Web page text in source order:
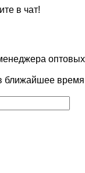
в чат!
оптовых
ближайшее время